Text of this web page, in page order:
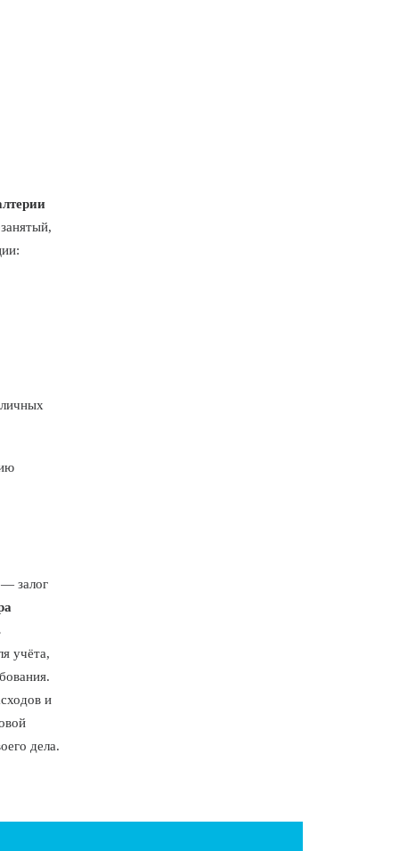
— залог
учёта,
и
дела.